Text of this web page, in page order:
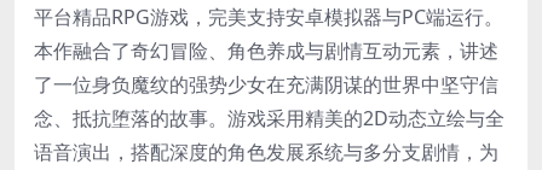
平台精品RPG游戏，完美支持安卓模拟器与PC端运行。
本作融合了奇幻冒险、角色养成与剧情互动元素，讲述
了一位身负魔纹的强势少女在充满阴谋的世界中坚守信
念、抵抗堕落的故事。游戏采用精美的2D动态立绘与全
语音演出，搭配深度的角色发展系统与多分支剧情，为